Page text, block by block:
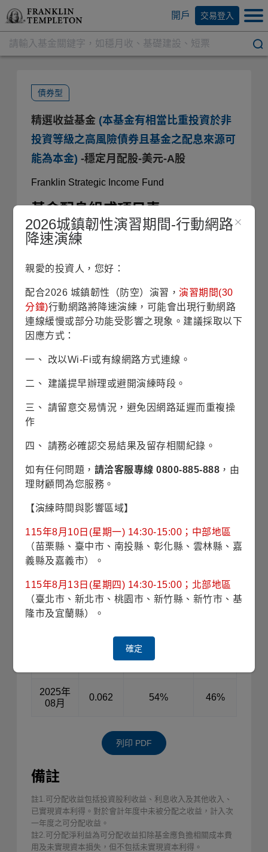
開戶 交易登入
債券型
精選收益基金 (本基金有相當比重投資於非
投資等級之高風險債券且基金之配息來源可
能為本金) -穩定月配股-美元-A股
Franklin Strategic Income Fund
基金配息組成項目表
基金配息組成項目表
月份
07月
2026年
06月
0.06 69% 31%
2026年
05月
0.06 65%
2026年
04月
03月
2026年
02月
0.061 58% 42%
2026年
01月
0.061
2025年
12月
0.062 56% 44%
2025年
11月
0.062 54% 46%
2025年
51%
2025年
08月
0.062 54% 46%
列印 PDF
備註
註1.可分配收益包括投資股利收益、利息收入及其他收入、
已實現資本利得。對於會計年度中未被分配之收益，計入次
一年度之可分配收益。
註2.可分配淨利益為可分配收益扣除基金應負擔相關成本費
用及未實現資本損失，但不包括未實現資本利得。
2026城鎮韌性演習期間-行動網路
降速演練
親愛的投資人，您好：
配合2026 城鎮韌性（防空）演習，演習期間(30
分鐘)行動網路將降速演練，可能會出現行動網路
連線緩慢或部分功能受影響之現象。建議採取以下
因應方式：
一、 改以Wi-Fi或有線網路方式連線。
二、 建議提早辦理或避開演練時段。
三、 請留意交易情況，避免因網路延遲而重複操
作
四、 請務必確認交易結果及留存相關紀錄。
如有任何問題， 請洽客服專線 0800-885-888 ，由
理財顧問為您服務。
【演練時間與影響區域】
115年8月10日(星期一) 14:30-15:00；中部地區
（苗栗縣、臺中市、南投縣、彰化縣、雲林縣、嘉
義縣及嘉義市）。
115年8月13日(星期四) 14:30-15:00；北部地區
（臺北市、新北市、桃園市、新竹縣、新竹市、基
隆市及宜蘭縣）。
確定